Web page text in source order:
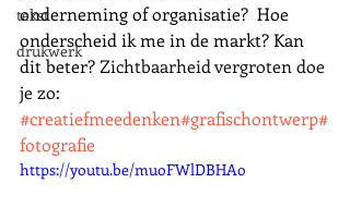
tekst
drukwerk
onderneming of organisatie?  Hoe
onderscheid ik me in de markt? Kan
dit beter? Zichtbaarheid vergroten doe
je zo:
#creatiefmeedenken#grafischontwerp#
fotografie
https://youtu.be/muoFWlDBHAo